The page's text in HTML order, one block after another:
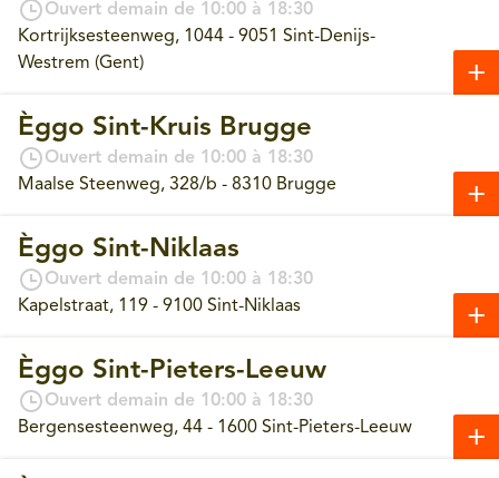
Ouvert demain de 10:00 à 18:30
Kortrijksesteenweg, 1044 - 9051 Sint-Denijs-
Westrem (Gent)
Èggo Sint-Kruis Brugge
Ouvert demain de 10:00 à 18:30
Maalse Steenweg, 328/b - 8310 Brugge
Èggo Sint-Niklaas
Ouvert demain de 10:00 à 18:30
Kapelstraat, 119 - 9100 Sint-Niklaas
Èggo Sint-Pieters-Leeuw
Ouvert demain de 10:00 à 18:30
Bergensesteenweg, 44 - 1600 Sint-Pieters-Leeuw